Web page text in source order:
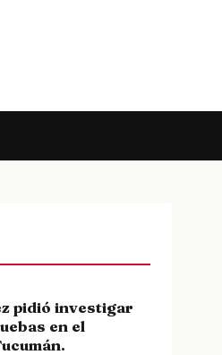
pidió investigar
en el